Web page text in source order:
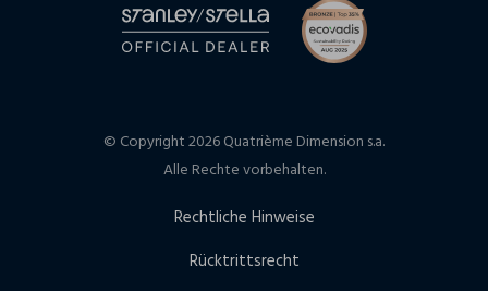
© Copyright 2026 Quatrième Dimension s.a.
Alle Rechte vorbehalten.
Rechtliche Hinweise
Rücktrittsrecht